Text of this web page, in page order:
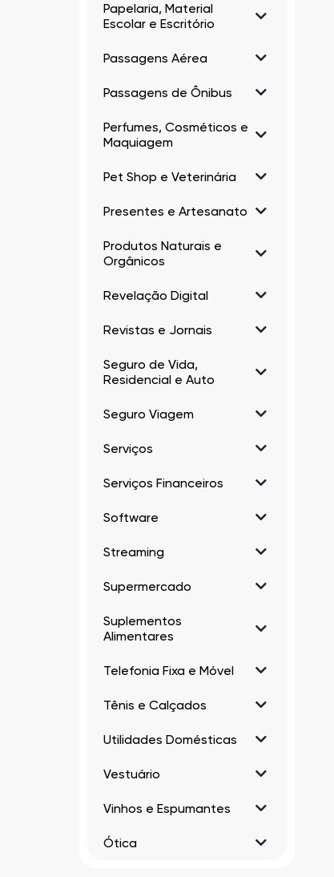
Papelaria, Material
Escolar e Escritório
Passagens Aérea
Passagens de Ônibus
Perfumes, Cosméticos e
Maquiagem
Pet Shop e Veterinária
Presentes e Artesanato
Produtos Naturais e
Orgânicos
Revelação Digital
Revistas e Jornais
Seguro de Vida,
Residencial e Auto
Seguro Viagem
Serviços
Serviços Financeiros
Software
Streaming
Supermercado
Suplementos
Alimentares
Telefonia Fixa e Móvel
Tênis e Calçados
Utilidades Domésticas
Vestuário
Vinhos e Espumantes
Ótica